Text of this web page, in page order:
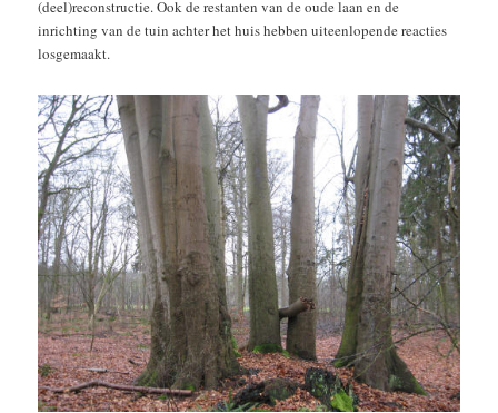
(deel)reconstructie. Ook de restanten van de oude laan en de
inrichting van de tuin achter het huis hebben uiteenlopende reacties
losgemaakt.